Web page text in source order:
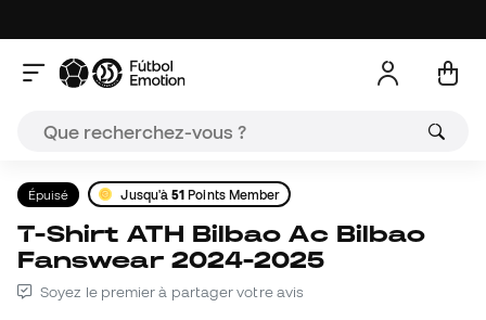
Épuisé Jusqu'à51 Points Member
T-Shirt ATH Bilbao Ac Bilbao
Fanswear 2024-2025
Soyez le premier à partager votre avis